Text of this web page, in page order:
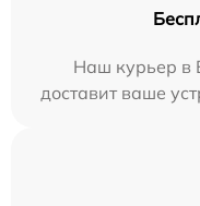
Наш курьер в
доставит ваше